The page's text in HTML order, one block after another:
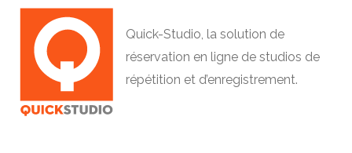
Quick-Studio, la solution de
réservation en ligne de studios de
répétition et d’enregistrement.